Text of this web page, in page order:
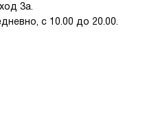
3а.
с 10.00 до 20.00.